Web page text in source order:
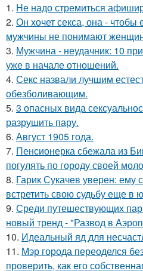
1. Hе надо стремиться
2. Он хочет секса, она -
мужчины не понимают
3. Мужчина - неудачник: 10
уже в начале отношений.
4. Секс назвали лучшим
обезболивающим.
5. 3 опасных вида
разрушить пару.
6. Август 1905 года.
7. Пенсионерка сбежала из
погулять по городу своей
8. Гарик Сукачев уверен: ему
встретить свою судьбу еще в
9. Среди путешествующих
новый тренд - "Развод в
10. Идеальный яд для
11. Мэр города переоделся
проверить, как его